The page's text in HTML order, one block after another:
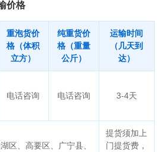
价格
重泡货价
格（体积
立方）
纯重货价
格（重量
公斤）
运输时间
（几天到
达）
电话咨询 电话咨询 3-4天
区、高要区、广宁县、
提货须加上
门提货费，